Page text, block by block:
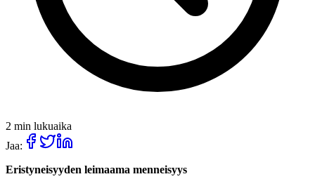
2 min lukuaika
Jaa:
Eristyneisyyden leimaama menneisyys